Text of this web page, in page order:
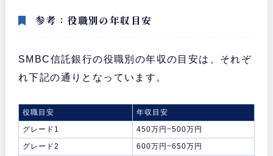
参考：役職別の年収目安
SMBC信託銀行の役職別の年収の目安は、それぞ
れ下記の通りとなっています。
役職目安
年収目安
グレード1
450万円~500万円
グレード2
600万円~650万円